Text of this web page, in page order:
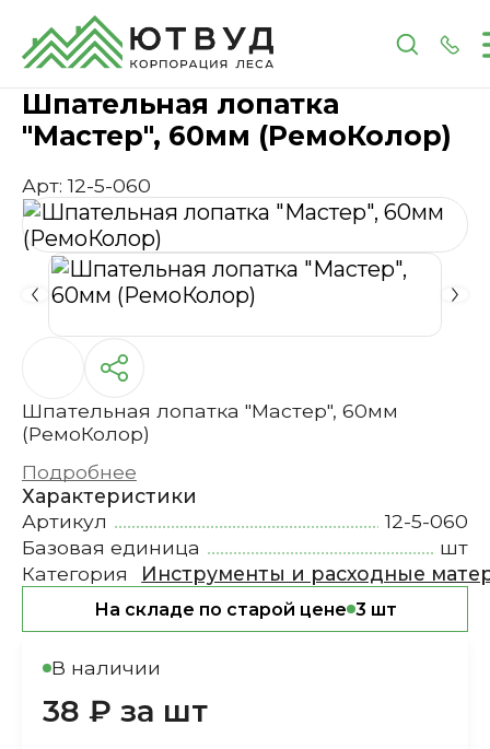
ГлавнаяКаталогИнструменты и расходные
Шпательная лопатка
"Мастер", 60мм (РемоКолор)
Арт: 12-5-060
Шпательная лопатка "Мастер", 60мм
(РемоКолор)
Подробнее
Характеристики
Артикул
12-5-060
Базовая единица
шт
Категория
Инструменты и расходные
На складе по старой цене 3 шт
В наличии
38 ₽ за шт